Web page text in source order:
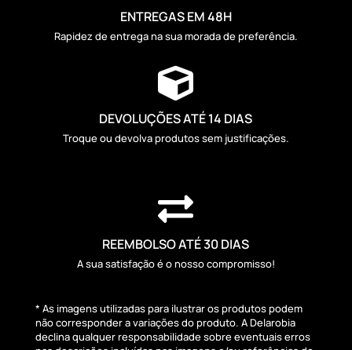
ENTREGAS EM 48H
Rapidez de entrega na sua morada de preferência.

DEVOLUÇÕES ATÉ 14 DIAS
Troque ou devolva produtos sem justificações.

REEMBOLSO ATÉ 30 DIAS
A sua satisfação é o nosso compromisso!
* As imagens utilizadas para ilustrar os produtos podem
não corresponder a variações do produto. A Delarobia
declina qualquer responsabilidade sobre eventuais erros